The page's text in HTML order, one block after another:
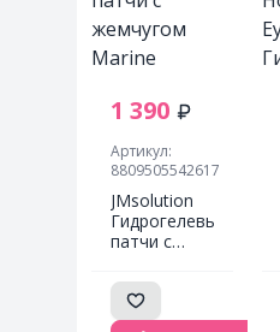
1 390
Артикул:
8809505542617
JMsolution
Гидрогелевые
патчи с
Marine
luminous
pearl deep